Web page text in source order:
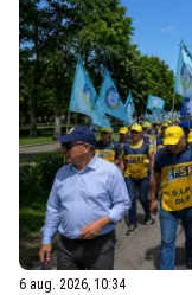
6 aug. 2026, 10:34